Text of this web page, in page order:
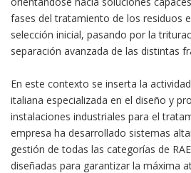
fases del tratamiento de los residuos
selección inicial, pasando por la
separación avanzada de las distintas
En este contexto se inserta la
italiana especializada en el diseño y
instalaciones industriales para el
empresa ha desarrollado sistemas
gestión de todas las categorías de
diseñadas para garantizar la máxima